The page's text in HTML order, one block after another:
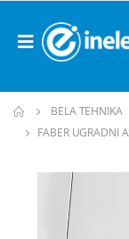
BELA TEHNIKA
FABER UGRADNI